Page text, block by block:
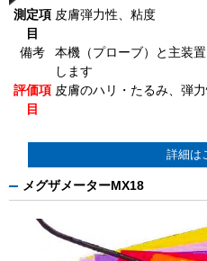
測定項
目
皮膚弾力性、粘度
備考
本機（プローブ）と主装
します
評価項
目
皮膚のハリ・たるみ、弾
詳細は
メグザメーターMX18